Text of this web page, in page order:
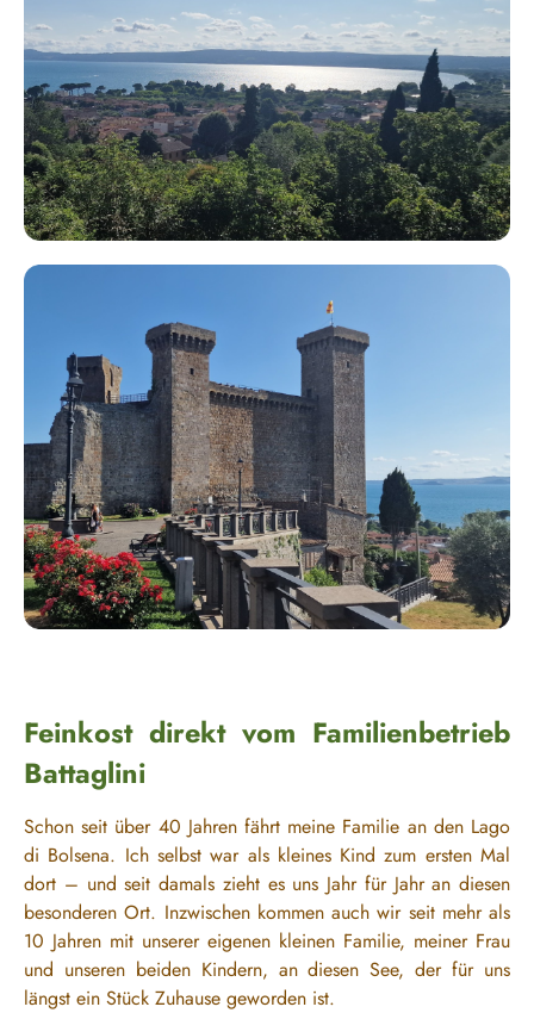
Feinkost direkt vom Familienbetrieb
Battaglini
Schon seit über 40 Jahren fährt meine Familie an den Lago
di Bolsena. Ich selbst war als kleines Kind zum ersten Mal
dort – und seit damals zieht es uns Jahr für Jahr an diesen
besonderen Ort. Inzwischen kommen auch wir seit mehr als
10 Jahren mit unserer eigenen kleinen Familie, meiner Frau
und unseren beiden Kindern, an diesen See, der für uns
längst ein Stück Zuhause geworden ist.